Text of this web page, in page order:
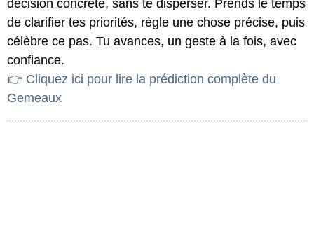
décision concrète, sans te disperser. Prends le temps
de clarifier tes priorités, règle une chose précise, puis
célèbre ce pas. Tu avances, un geste à la fois, avec
confiance.
👉 Cliquez ici pour lire la prédiction complète du
Gemeaux